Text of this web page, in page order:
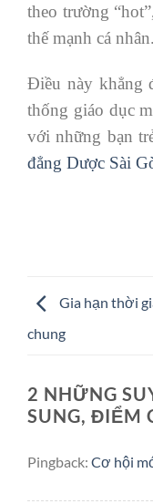
theo trường
thế mạnh cá nhân.
Điều này khẳng
thống giáo dục
với những bạn
đẳng Dược Sài
Gia hạn thời
chung
2 NHỮNG
SUNG, ĐIỂM
Pingback: Cơ hội